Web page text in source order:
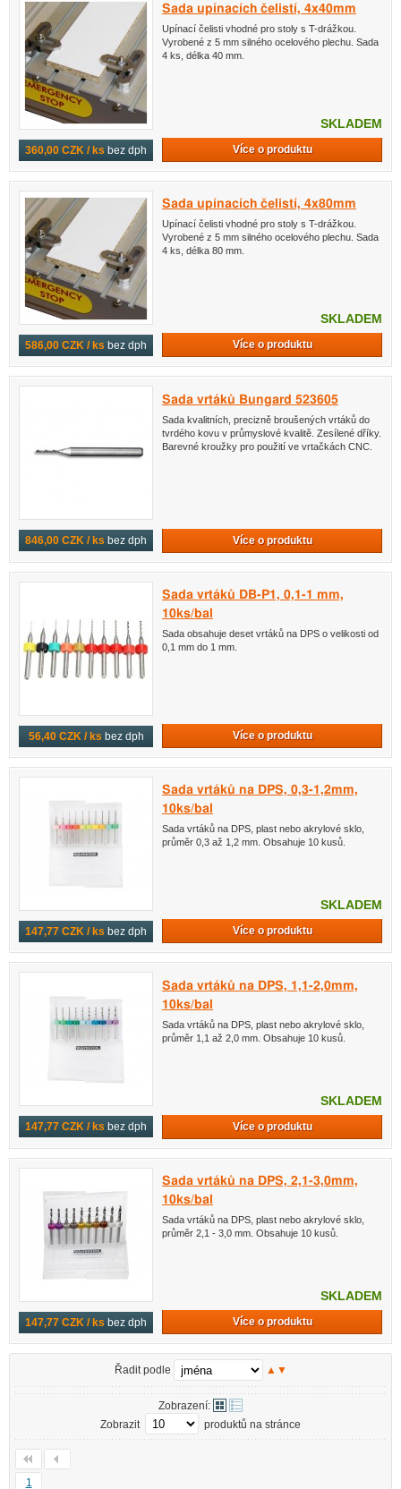
360,00 CZK / ks bez dph
Sada upínacích čelistí, 4x40mm
Upínací čelisti vhodné pro stoly s T-drážkou.
Vyrobené z 5 mm silného ocelového plechu. Sada
4 ks, délka 40 mm.
SKLADEM
Více o produktu
586,00 CZK / ks bez dph
Sada upínacích čelistí, 4x80mm
Upínací čelisti vhodné pro stoly s T-drážkou.
Vyrobené z 5 mm silného ocelového plechu. Sada
4 ks, délka 80 mm.
SKLADEM
Více o produktu
846,00 CZK / ks bez dph
Sada vrtáků Bungard 523605
Sada kvalitních, precizně broušených vrtáků do
tvrdého kovu v průmyslové kvalitě. Zesílené dříky.
Barevné kroužky pro použití ve vrtačkách CNC.
Více o produktu
56,40 CZK / ks bez dph
Sada vrtáků DB-P1, 0,1-1 mm,
10ks/bal
Sada obsahuje deset vrtáků na DPS o velikosti od
0,1 mm do 1 mm.
Více o produktu
147,77 CZK / ks bez dph
Sada vrtáků na DPS, 0,3-1,2mm,
10ks/bal
Sada vrtáků na DPS, plast nebo akrylové sklo,
průměr 0,3 až 1,2 mm. Obsahuje 10 kusů.
SKLADEM
Více o produktu
147,77 CZK / ks bez dph
Sada vrtáků na DPS, 1,1-2,0mm,
10ks/bal
Sada vrtáků na DPS, plast nebo akrylové sklo,
průměr 1,1 až 2,0 mm. Obsahuje 10 kusů.
SKLADEM
Více o produktu
147,77 CZK / ks bez dph
Sada vrtáků na DPS, 2,1-3,0mm,
10ks/bal
Sada vrtáků na DPS, plast nebo akrylové sklo,
průměr 2,1 - 3,0 mm. Obsahuje 10 kusů.
SKLADEM
Více o produktu
Řadit podle ▲ ▼
Zobrazení:
Zobrazit
produktů na stránce
1